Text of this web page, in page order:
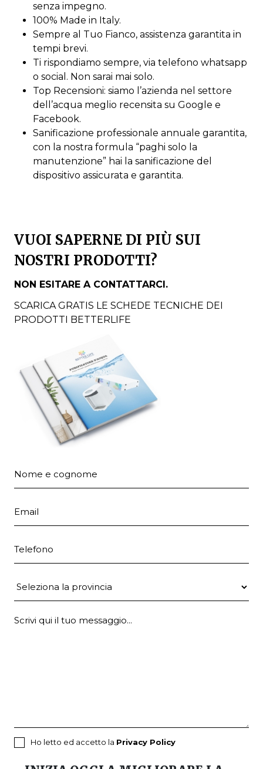
senza impegno.
100% Made in Italy.
Sempre al Tuo Fianco, assistenza garantita in
tempi brevi.
Ti rispondiamo sempre, via telefono whatsapp
o social. Non sarai mai solo.
Top Recensioni: siamo l’azienda nel settore
dell’acqua meglio recensita su Google e
Facebook.
Sanificazione professionale annuale garantita,
con la nostra formula “paghi solo la
manutenzione” hai la sanificazione del
dispositivo assicurata e garantita.
VUOI SAPERNE DI PIÙ SUI
NOSTRI PRODOTTI?
NON ESITARE A CONTATTARCI.
SCARICA GRATIS LE SCHEDE TECNICHE DEI
PRODOTTI BETTERLIFE
Ho letto ed accetto la Privacy Policy